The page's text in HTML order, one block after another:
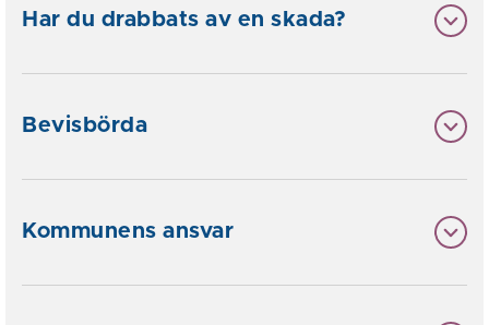
Har du drabbats av en skada?
Bevisbörda
Kommunens ansvar